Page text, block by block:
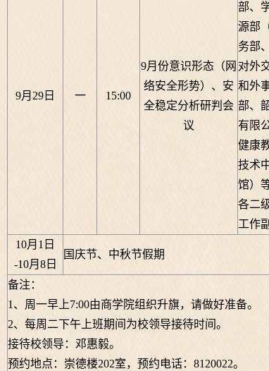
9月29日 一 15:00
9月份意识形态（网
络安全形势）、安
全稳定分析研判会
议
部、
源部
务部
对外
和外
部、
有限
健康
技术
馆）
各二
工作
10月1日
-10月8日
国庆节、中秋节假期
备注：
1、 周一早上7:00由商学院组织升旗，请做好准备。
2、每周二下午上班期间为校领导接待时间。
接待校领导：邓惠毅。
预约地点：崇德楼202室，预约电话：8120022。